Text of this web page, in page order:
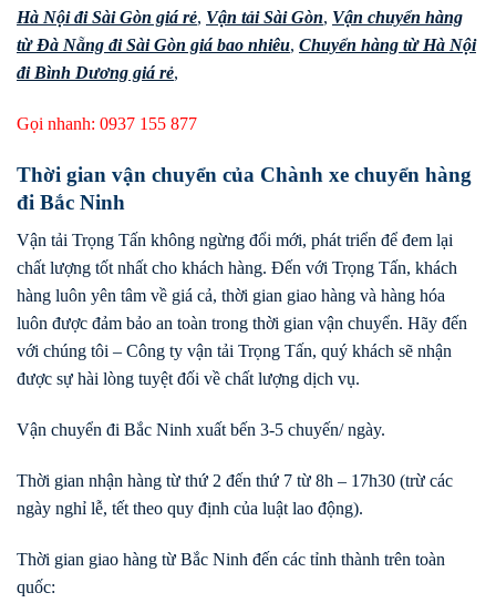
Hà Nội đi Sài Gòn giá rẻ, Vận tải Sài Gòn, Vận chuyển hàng
từ Đà Nẵng đi Sài Gòn giá bao nhiêu, Chuyển hàng từ Hà Nội
đi Bình Dương giá rẻ,
Gọi nhanh: 0937 155 877
Thời gian vận chuyển của Chành xe chuyển hàng
đi Bắc Ninh
Vận tải Trọng Tấn không ngừng đổi mới, phát triển để đem lại
chất lượng tốt nhất cho khách hàng. Đến với Trọng Tấn, khách
hàng luôn yên tâm về giá cả, thời gian giao hàng và hàng hóa
luôn được đảm bảo an toàn trong thời gian vận chuyển. Hãy đến
với chúng tôi – Công ty vận tải Trọng Tấn, quý khách sẽ nhận
được sự hài lòng tuyệt đối về chất lượng dịch vụ.
Vận chuyển đi Bắc Ninh xuất bến 3-5 chuyến/ ngày.
Thời gian nhận hàng từ thứ 2 đến thứ 7 từ 8h – 17h30 (trừ các
ngày nghỉ lễ, tết theo quy định của luật lao động).
Thời gian giao hàng từ Bắc Ninh đến các tỉnh thành trên toàn
quốc: